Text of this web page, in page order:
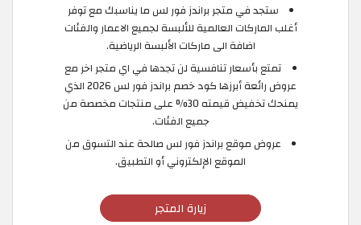
ستجد في متجر براندز فور لس ما يناسبك مع توفر
أغلب الماركات العالمية للألبسة لجميع الاعمار والفئات
اضافة الى ماركات الألبسة الرياضية.
تمتع بأسعار تنافسية لن تجدها في اي متجر اخر مع
عروض رائعة أبرزها كود خصم براندز فور لس 2026 الذي
يمنحك تخفيض قيمته 30% على منتجات مخصصة من
جميع الفئات.
عروض موقع براندز فور لس صالحة عند التسوق من
الموقع الإلكتروني أو التطبيق.
زيارة المتجر